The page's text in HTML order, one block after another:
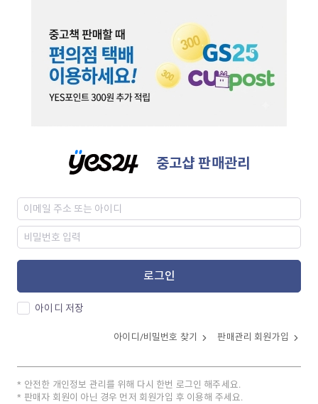
중고샵 판매관리
로그인
아이디 저장
아이디/비밀번호 찾기 판매관리 회원가입
안전한 개인정보 관리를 위해 다시 한번 로그인 해주세요.
판매자 회원이 아닌 경우 먼저 회원가입 후 이용해 주세요.